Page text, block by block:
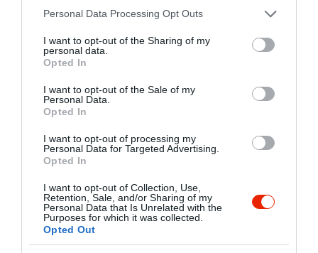
Please note that this website/app uses one or more Google
not limited to your visit or usage behaviour. You may click to
grant or deny consent to Google and its third-party tags to
use your data for below specified purposes in below Google
consent section.
Personal Data Processing Opt Outs
I want to opt-out of the Sharing of my
personal data.
Opted In
I want to opt-out of the Sale of my
Personal Data.
Opted In
I want to opt-out of processing my
Personal Data for Targeted Advertising.
Opted In
I want to opt-out of Collection, Use,
Retention, Sale, and/or Sharing of my
Personal Data that Is Unrelated with the
Purposes for which it was collected.
Opted Out